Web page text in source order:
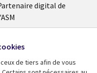
digital de
de tiers afin de vous